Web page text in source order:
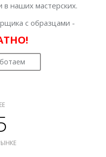
в наших мастерских.
с образцами -